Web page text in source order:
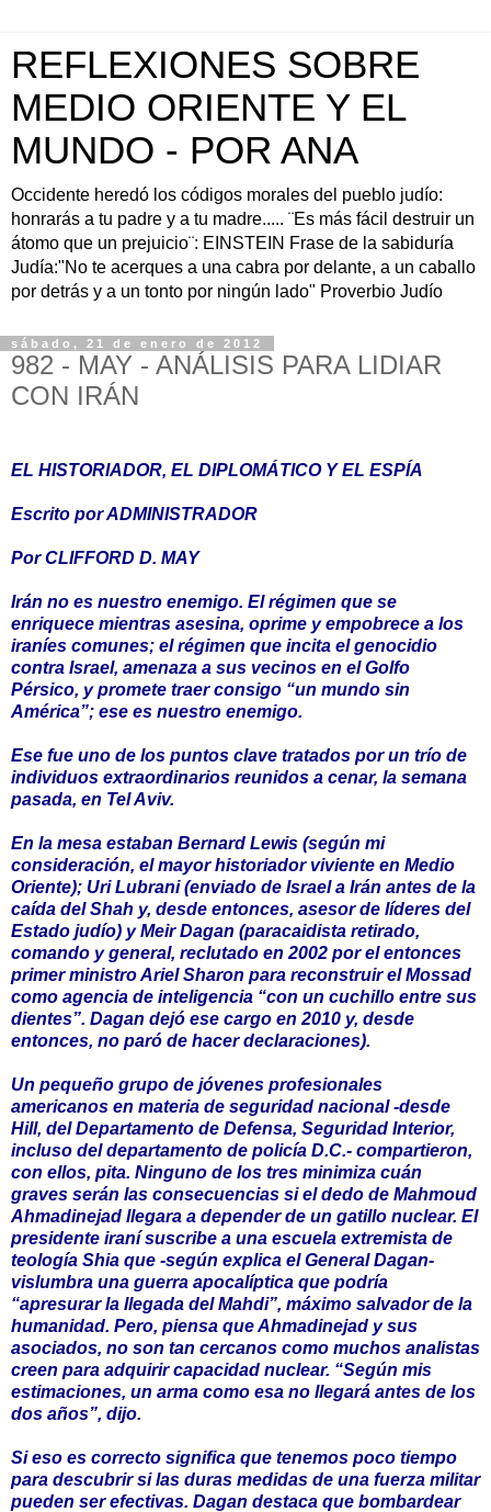
REFLEXIONES SOBRE
MEDIO ORIENTE Y EL
MUNDO - POR ANA
Occidente heredó los códigos morales del pueblo judío:
honrarás a tu padre y a tu madre..... ¨Es más fácil destruir un
átomo que un prejuicio¨: EINSTEIN Frase de la sabiduría
Judía:"No te acerques a una cabra por delante, a un caballo
por detrás y a un tonto por ningún lado" Proverbio Judío
sábado, 21 de enero de 2012
982 - MAY - ANÁLISIS PARA LIDIAR
CON IRÁN
EL HISTORIADOR, EL DIPLOMÁTICO Y EL ESPÍA
Escrito por ADMINISTRADOR
Por CLIFFORD D. MAY
Irán no es nuestro enemigo. El régimen que se
enriquece mientras asesina, oprime y empobrece a los
iraníes comunes; el régimen que incita el genocidio
contra Israel, amenaza a sus vecinos en el Golfo
Pérsico, y promete traer consigo “un mundo sin
América”; ese es nuestro enemigo.
Ese fue uno de los puntos clave tratados por un trío de
individuos extraordinarios reunidos a cenar, la semana
pasada, en Tel Aviv.
En la mesa estaban Bernard Lewis (según mi
consideración, el mayor historiador viviente en Medio
Oriente); Uri Lubrani (enviado de Israel a Irán antes de la
caída del Shah y, desde entonces, asesor de líderes del
Estado judío) y Meir Dagan (paracaidista retirado,
comando y general, reclutado en 2002 por el entonces
primer ministro Ariel Sharon para reconstruir el Mossad
como agencia de inteligencia “con un cuchillo entre sus
dientes”. Dagan dejó ese cargo en 2010 y, desde
entonces, no paró de hacer declaraciones).
Un pequeño grupo de jóvenes profesionales
americanos en materia de seguridad nacional -desde
Hill, del Departamento de Defensa, Seguridad Interior,
incluso del departamento de policía D.C.- compartieron,
con ellos, pita. Ninguno de los tres minimiza cuán
graves serán las consecuencias si el dedo de Mahmoud
Ahmadinejad llegara a depender de un gatillo nuclear. El
presidente iraní suscribe a una escuela extremista de
teología Shia que -según explica el General Dagan-
vislumbra una guerra apocalíptica que podría
“apresurar la llegada del Mahdi”, máximo salvador de la
humanidad. Pero, piensa que Ahmadinejad y sus
asociados, no son tan cercanos como muchos analistas
creen para adquirir capacidad nuclear. “Según mis
estimaciones, un arma como esa no llegará antes de los
dos años”, dijo.
Si eso es correcto significa que tenemos poco tiempo
para descubrir si las duras medidas de una fuerza militar
pueden ser efectivas. Dagan destaca que bombardear